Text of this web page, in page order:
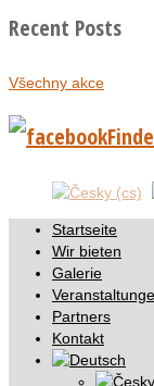
Recent Posts
Všechny akce
Startseite
Wir bieten
Galerie
Partners
Kontakt